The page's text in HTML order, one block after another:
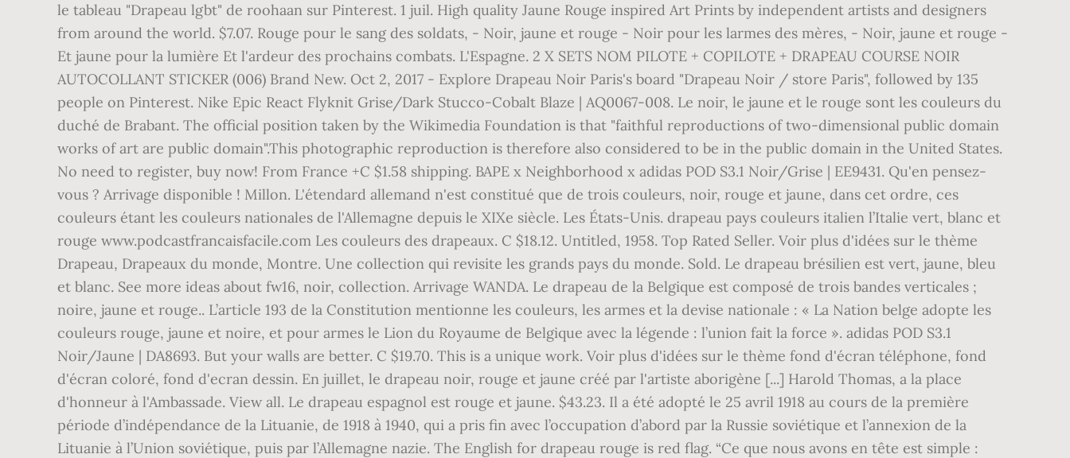
le tableau "Drapeau lgbt" de roohaan sur Pinterest. 1 juil. High quality Jaune Rouge inspired Art Prints by independent artists and designers
from around the world. $7.07. Rouge pour le sang des soldats, - Noir, jaune et rouge - Noir pour les larmes des mères, - Noir, jaune et rouge -
Et jaune pour la lumière Et l'ardeur des prochains combats. L'Espagne. 2 X SETS NOM PILOTE + COPILOTE + DRAPEAU COURSE NOIR
AUTOCOLLANT STICKER (006) Brand New. Oct 2, 2017 - Explore Drapeau Noir Paris's board "Drapeau Noir / store Paris", followed by 135
people on Pinterest. Nike Epic React Flyknit Grise/Dark Stucco-Cobalt Blaze | AQ0067-008. Le noir, le jaune et le rouge sont les couleurs du
duché de Brabant. The official position taken by the Wikimedia Foundation is that "faithful reproductions of two-dimensional public domain
works of art are public domain".This photographic reproduction is therefore also considered to be in the public domain in the United States.
No need to register, buy now! From France +C $1.58 shipping. BAPE x Neighborhood x adidas POD S3.1 Noir/Grise | EE9431. Qu'en pensez-
vous ? Arrivage disponible ! Millon. L'étendard allemand n'est constitué que de trois couleurs, noir, rouge et jaune, dans cet ordre, ces
couleurs étant les couleurs nationales de l'Allemagne depuis le XIXe siècle. Les États-Unis. drapeau pays couleurs italien l’Italie vert, blanc et
rouge www.podcastfrancaisfacile.com Les couleurs des drapeaux. C $18.12. Untitled, 1958. Top Rated Seller. Voir plus d'idées sur le thème
Drapeau, Drapeaux du monde, Montre. Une collection qui revisite les grands pays du monde. Sold. Le drapeau brésilien est vert, jaune, bleu
et blanc. See more ideas about fw16, noir, collection. Arrivage WANDA. Le drapeau de la Belgique est composé de trois bandes verticales ;
noire, jaune et rouge.. L’article 193 de la Constitution mentionne les couleurs, les armes et la devise nationale : « La Nation belge adopte les
couleurs rouge, jaune et noire, et pour armes le Lion du Royaume de Belgique avec la légende : l’union fait la force ». adidas POD S3.1
Noir/Jaune | DA8693. But your walls are better. C $19.70. This is a unique work. Voir plus d'idées sur le thème fond d'écran téléphone, fond
d'écran coloré, fond d'ecran dessin. En juillet, le drapeau noir, rouge et jaune créé par l'artiste aborigène [...] Harold Thomas, a la place
d'honneur à l'Ambassade. View all. Le drapeau espagnol est rouge et jaune. $43.23. Il a été adopté le 25 avril 1918 au cours de la première
période d’indépendance de la Lituanie, de 1918 à 1940, qui a pris fin avec l’occupation d’abord par la Russie soviétique et l’annexion de la
Lituanie à l’Union soviétique, puis par l’Allemagne nazie. The English for drapeau rouge is red flag. “Ce que nous avons en tête est simple :